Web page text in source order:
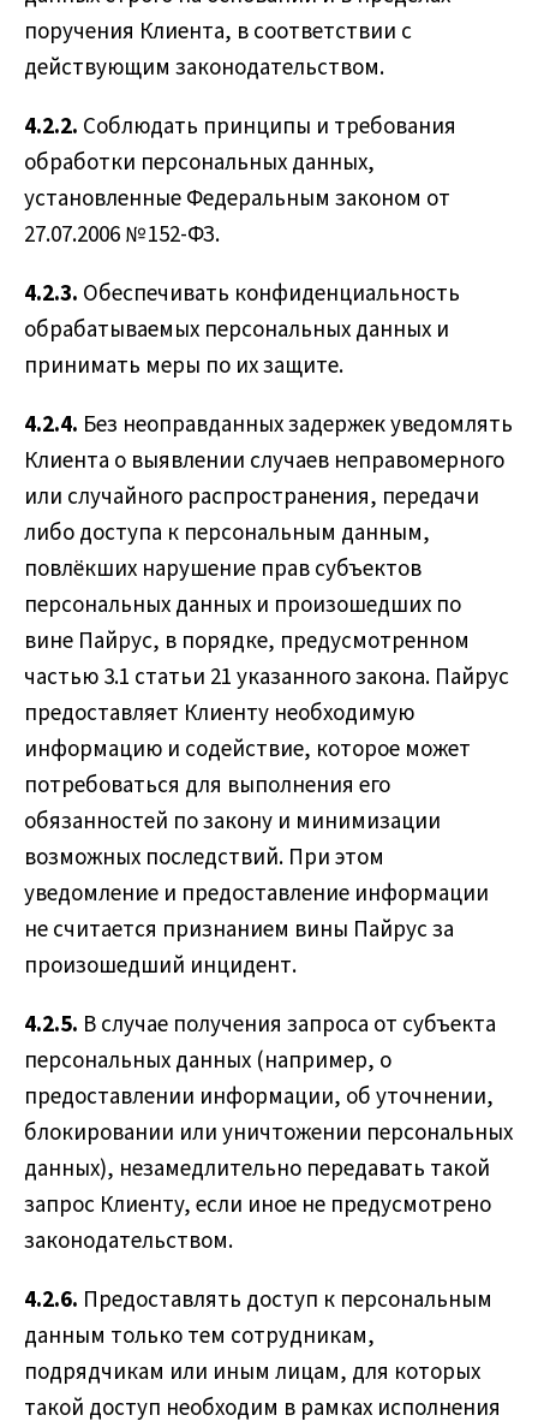
поручения Клиента, в соответствии с
действующим законодательством.
4.2.2. Соблюдать принципы и требования
обработки персональных данных,
установленные Федеральным законом от
27.07.2006 № 152-ФЗ.
4.2.3. Обеспечивать конфиденциальность
обрабатываемых персональных данных и
принимать меры по их защите.
4.2.4. Без неоправданных задержек уведомлять
Клиента о выявлении случаев неправомерного
или случайного распространения, передачи
либо доступа к персональным данным,
повлёкших нарушение прав субъектов
персональных данных и произошедших по
вине Пайрус, в порядке, предусмотренном
частью 3.1 статьи 21 указанного закона. Пайрус
предоставляет Клиенту необходимую
информацию и содействие, которое может
потребоваться для выполнения его
обязанностей по закону и минимизации
возможных последствий. При этом
уведомление и предоставление информации
не считается признанием вины Пайрус за
произошедший инцидент.
4.2.5. В случае получения запроса от субъекта
персональных данных (например, о
предоставлении информации, об уточнении,
блокировании или уничтожении персональных
данных), незамедлительно передавать такой
запрос Клиенту, если иное не предусмотрено
законодательством.
4.2.6. Предоставлять доступ к персональным
данным только тем сотрудникам,
подрядчикам или иным лицам, для которых
такой доступ необходим в рамках исполнения